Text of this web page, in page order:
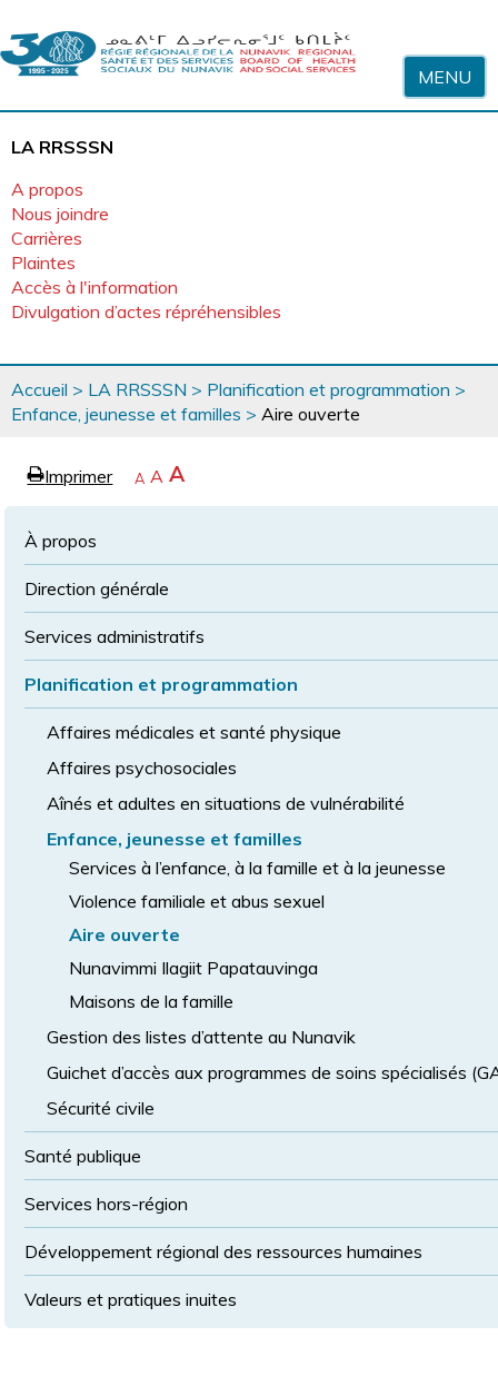
MENU
LA RRSSSN
A propos
Nous joindre
Carrières
Plaintes
Accès à l'information
Divulgation d’actes répréhensibles
Vous
êtes
ici
Accueil > LA RRSSSN > Planification et programmation >
Enfance, jeunesse et familles > Aire ouverte
eImprimerpageRétrécir
A Revenir
à
police
A Agrandir
la
A
À propos
Direction générale
Services administratifs
Planification et programmation
Affaires médicales et santé physique
Affaires psychosociales
Aînés et adultes en situations de vulnérabilité
Enfance, jeunesse et familles
Services à l’enfance, à la famille et à la jeunesse
Violence familiale et abus sexuel
Aire ouverte
Nunavimmi Ilagiit Papatauvinga
Maisons de la famille
Gestion des listes d’attente au Nunavik
Guichet d’accès aux programmes de soins spécialisés
Sécurité civile
Santé publique
Services hors-région
Développement régional des ressources humaines
Valeurs et pratiques inuites